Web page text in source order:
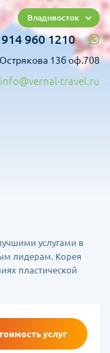
Владивосток
914 960 1210
13б оф.708
info@vernal-travel.ru
услугами в
лидерам. Корея
пластической
услуг